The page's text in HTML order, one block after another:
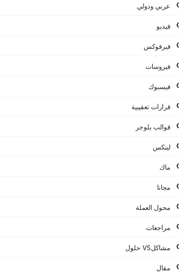
عربي ودولي
فيديو
فيرفوكس
فيروسات
فيسبوك
قرارات تعقيبية
قوالب بلوجر
لينكس
ماك
مجانا
محول العملة
مراجعات
مشاكلVS حلول
مقال